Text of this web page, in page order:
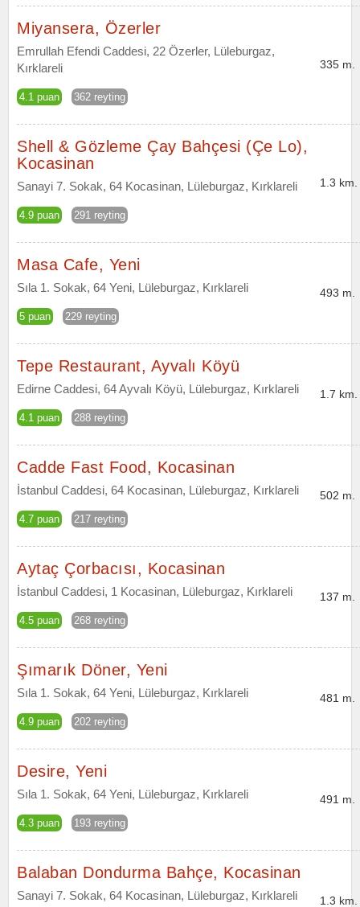
Miyansera, Özerler
Emrullah Efendi Caddesi, 22 Özerler, Lüleburgaz,
Kırklareli
4.1 puan 362 reyting
335 m.
Shell & Gözleme Çay Bahçesi (Çe Lo),
Kocasinan
Sanayi 7. Sokak, 64 Kocasinan, Lüleburgaz, Kırklareli
4.9 puan 291 reyting
1.3 km.
Masa Cafe, Yeni
Sıla 1. Sokak, 64 Yeni, Lüleburgaz, Kırklareli
5 puan 229 reyting
493 m.
Tepe Restaurant, Ayvalı Köyü
Edirne Caddesi, 64 Ayvalı Köyü, Lüleburgaz, Kırklareli
4.1 puan 288 reyting
1.7 km.
Cadde Fast Food, Kocasinan
İstanbul Caddesi, 64 Kocasinan, Lüleburgaz, Kırklareli
4.7 puan 217 reyting
502 m.
Aytaç Çorbacısı, Kocasinan
İstanbul Caddesi, 1 Kocasinan, Lüleburgaz, Kırklareli
4.5 puan 268 reyting
137 m.
Şımarık Döner, Yeni
Sıla 1. Sokak, 64 Yeni, Lüleburgaz, Kırklareli
4.9 puan 202 reyting
481 m.
Desire, Yeni
Sıla 1. Sokak, 64 Yeni, Lüleburgaz, Kırklareli
4.3 puan 193 reyting
491 m.
Balaban Dondurma Bahçe, Kocasinan
Sanayi 7. Sokak, 64 Kocasinan, Lüleburgaz, Kırklareli 1.3 km.